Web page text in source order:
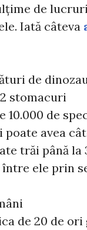
de
Iată câteva
de
stomacuri
10.000 de
avea
trăi până la
ele prin
de 20 de ori